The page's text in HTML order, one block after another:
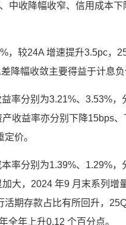
中收降幅收窄、信用成本
，较24A 增速提升3.5pc，
降幅收敛主要得益于计息
率分别为3.21%、3.53%
收益率亦分别下降15bps
价。
率分别为1.39%、1.29%
大，2024 年9 月末系列增
期存款占比有所回升，
全年上升0.12 个百分点。